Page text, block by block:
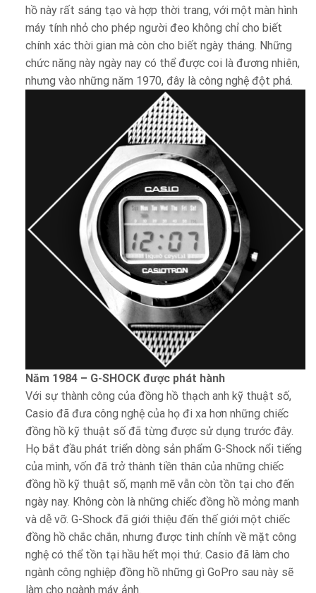
hồ này rất sáng tạo và hợp thời trang, với một màn hình
máy tính nhỏ cho phép người đeo không chỉ cho biết
chính xác thời gian mà còn cho biết ngày tháng. Những
chức năng này ngày nay có thể được coi là đương nhiên,
nhưng vào những năm 1970, đây là công nghệ đột phá.
Năm 1984 – G-SHOCK được phát hành
Với sự thành công của đồng hồ thạch anh kỹ thuật số,
Casio đã đưa công nghệ của họ đi xa hơn những chiếc
đồng hồ kỹ thuật số đã từng được sử dụng trước đây.
Họ bắt đầu phát triển dòng sản phẩm G-Shock nổi tiếng
của mình, vốn đã trở thành tiền thân của những chiếc
đồng hồ kỹ thuật số, mạnh mẽ vẫn còn tồn tại cho đến
ngày nay. Không còn là những chiếc đồng hồ mỏng manh
và dễ vỡ. G-Shock đã giới thiệu đến thế giới một chiếc
đồng hồ chắc chắn, nhưng được tinh chỉnh về mặt công
nghệ có thể tồn tại hầu hết mọi thứ. Casio đã làm cho
ngành công nghiệp đồng hồ những gì GoPro sau này sẽ
làm cho ngành máy ảnh.